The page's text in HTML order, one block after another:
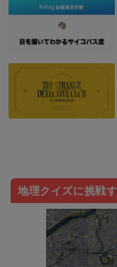
地理クイズに挑戦す